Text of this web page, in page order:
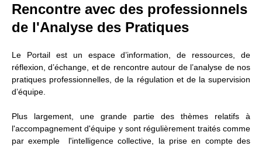
Rencontre avec des professionnels
de l'Analyse des Pratiques
Le Portail est un espace d’information, de ressources, de
réflexion, d’échange, et de rencontre autour de l’analyse de nos
pratiques professionnelles, de la régulation et de la supervision
d’équipe.
Plus largement, une grande partie des thèmes relatifs à
l'accompagnement d'équipe y sont régulièrement traités comme
par exemple l'intelligence collective, la prise en compte des